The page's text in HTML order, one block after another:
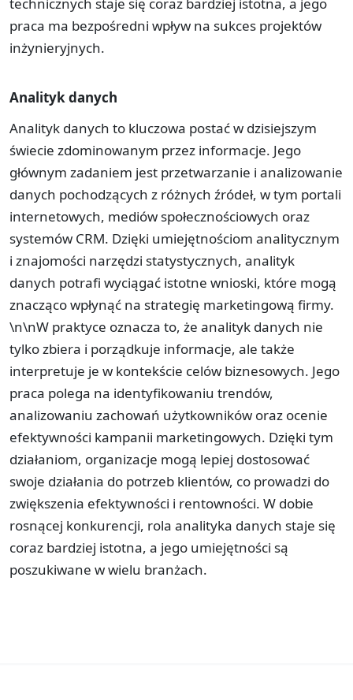
praca ma bezpośredni wpływ na sukces projektów
inżynieryjnych.
Analityk danych
Analityk danych to kluczowa postać w dzisiejszym
świecie zdominowanym przez informacje. Jego
głównym zadaniem jest przetwarzanie i analizowanie
danych pochodzących z różnych źródeł, w tym portali
internetowych, mediów społecznościowych oraz
systemów CRM. Dzięki umiejętnościom analitycznym
i znajomości narzędzi statystycznych, analityk
danych potrafi wyciągać istotne wnioski, które mogą
znacząco wpłynąć na strategię marketingową firmy.
\n\nW praktyce oznacza to, że analityk danych nie
tylko zbiera i porządkuje informacje, ale także
interpretuje je w kontekście celów biznesowych. Jego
praca polega na identyfikowaniu trendów,
analizowaniu zachowań użytkowników oraz ocenie
efektywności kampanii marketingowych. Dzięki tym
działaniom, organizacje mogą lepiej dostosować
swoje działania do potrzeb klientów, co prowadzi do
zwiększenia efektywności i rentowności. W dobie
rosnącej konkurencji, rola analityka danych staje się
coraz bardziej istotna, a jego umiejętności są
poszukiwane w wielu branżach.